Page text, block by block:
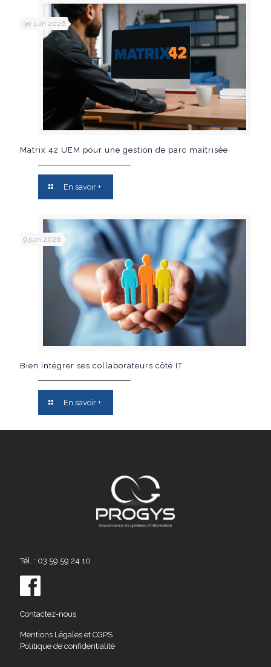
30 juin 2026
Matrix 42 UEM pour une gestion de parc maîtrisée
En savoir +
9 juin 2026
Bien intégrer ses collaborateurs côté IT
En savoir +
Tél. : 03 59 59 24 10
Contactez-nous
Mentions Légales et CGPS
Politique de confidentialité